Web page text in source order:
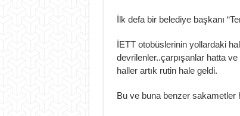
İlk defa bir belediye başkanı
İETT otobüslerinin yollardaki
devrilenler..çarpışanlar hatta
haller artık rutin hale geldi.
Bu ve buna benzer sakametler